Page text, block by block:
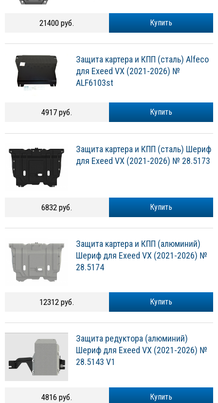
Купить
21400 руб.
Защита картера и КПП (сталь) Alfeco
для Exeed VX (2021-2026) №
ALF6103st
Купить
4917 руб.
Защита картера и КПП (сталь) Шериф
для Exeed VX (2021-2026) № 28.5173
Купить
6832 руб.
Защита картера и КПП (алюминий)
Шериф для Exeed VX (2021-2026) №
28.5174
Купить
12312 руб.
Защита редуктора (алюминий)
Шериф для Exeed VX (2021-2026) №
28.5143 V1
Купить
4816 руб.